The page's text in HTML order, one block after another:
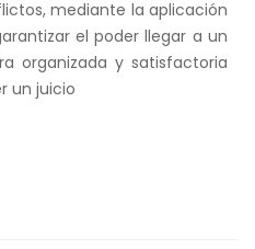
mediante la aplicación
el poder llegar a un
organizada y satisfactoria
un juicio